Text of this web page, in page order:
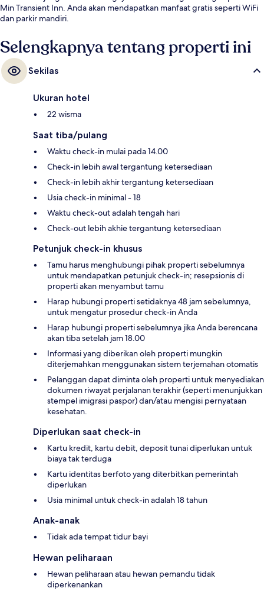
Min Transient Inn. Anda akan mendapatkan manfaat gratis seperti WiFi
dan parkir mandiri.
Selengkapnya tentang properti ini
Sekilas
Ukuran hotel
22 wisma
Saat tiba/pulang
Waktu check-in mulai pada 14.00
Check-in lebih awal tergantung ketersediaan
Check-in lebih akhir tergantung ketersediaan
Usia check-in minimal - 18
Waktu check-out adalah tengah hari
Check-out lebih akhie tergantung ketersediaan
Petunjuk check-in khusus
Tamu harus menghubungi pihak properti sebelumnya
untuk mendapatkan petunjuk check-in; resepsionis di
properti akan menyambut tamu
Harap hubungi properti setidaknya 48 jam sebelumnya,
untuk mengatur prosedur check-in Anda
Harap hubungi properti sebelumnya jika Anda berencana
akan tiba setelah jam 18.00
Informasi yang diberikan oleh properti mungkin
diterjemahkan menggunakan sistem terjemahan otomatis
Pelanggan dapat diminta oleh properti untuk menyediakan
dokumen riwayat perjalanan terakhir (seperti menunjukkan
stempel imigrasi paspor) dan/atau mengisi pernyataan
kesehatan.
Diperlukan saat check-in
Kartu kredit, kartu debit, deposit tunai diperlukan untuk
biaya tak terduga
Kartu identitas berfoto yang diterbitkan pemerintah
diperlukan
Usia minimal untuk check-in adalah 18 tahun
Anak-anak
Tidak ada tempat tidur bayi
Hewan peliharaan
Hewan peliharaan atau hewan pemandu tidak
diperkenankan